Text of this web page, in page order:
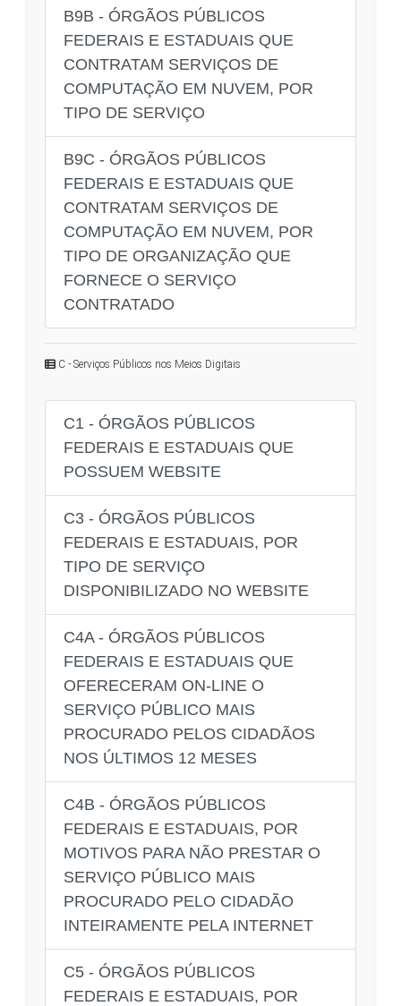
B9B - ÓRGÃOS PÚBLICOS
FEDERAIS E ESTADUAIS QUE
CONTRATAM SERVIÇOS DE
COMPUTAÇÃO EM NUVEM, POR
TIPO DE SERVIÇO
B9C - ÓRGÃOS PÚBLICOS
FEDERAIS E ESTADUAIS QUE
CONTRATAM SERVIÇOS DE
COMPUTAÇÃO EM NUVEM, POR
TIPO DE ORGANIZAÇÃO QUE
FORNECE O SERVIÇO
CONTRATADO
C - Serviços Públicos nos Meios Digitais
C1 - ÓRGÃOS PÚBLICOS
FEDERAIS E ESTADUAIS QUE
POSSUEM WEBSITE
C3 - ÓRGÃOS PÚBLICOS
FEDERAIS E ESTADUAIS, POR
TIPO DE SERVIÇO
DISPONIBILIZADO NO WEBSITE
C4A - ÓRGÃOS PÚBLICOS
FEDERAIS E ESTADUAIS QUE
OFERECERAM ON-LINE O
SERVIÇO PÚBLICO MAIS
PROCURADO PELOS CIDADÃOS
NOS ÚLTIMOS 12 MESES
C4B - ÓRGÃOS PÚBLICOS
FEDERAIS E ESTADUAIS, POR
MOTIVOS PARA NÃO PRESTAR O
SERVIÇO PÚBLICO MAIS
PROCURADO PELO CIDADÃO
INTEIRAMENTE PELA INTERNET
C5 - ÓRGÃOS PÚBLICOS
FEDERAIS E ESTADUAIS, POR